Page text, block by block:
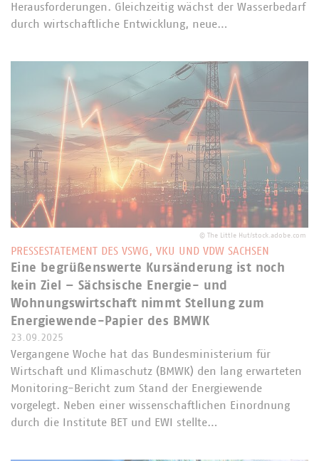
Herausforderungen. Gleichzeitig wächst der Wasserbedarf
durch wirtschaftliche Entwicklung, neue…
© The Little Hut/stock.adobe.com
PRESSESTATEMENT DES VSWG, VKU UND VDW SACHSEN
Eine begrüßenswerte Kursänderung ist noch
kein Ziel – Sächsische Energie- und
Wohnungswirtschaft nimmt Stellung zum
Energiewende-Papier des BMWK
23.09.2025
Vergangene Woche hat das Bundesministerium für
Wirtschaft und Klimaschutz (BMWK) den lang erwarteten
Monitoring-Bericht zum Stand der Energiewende
vorgelegt. Neben einer wissenschaftlichen Einordnung
durch die Institute BET und EWI stellte…